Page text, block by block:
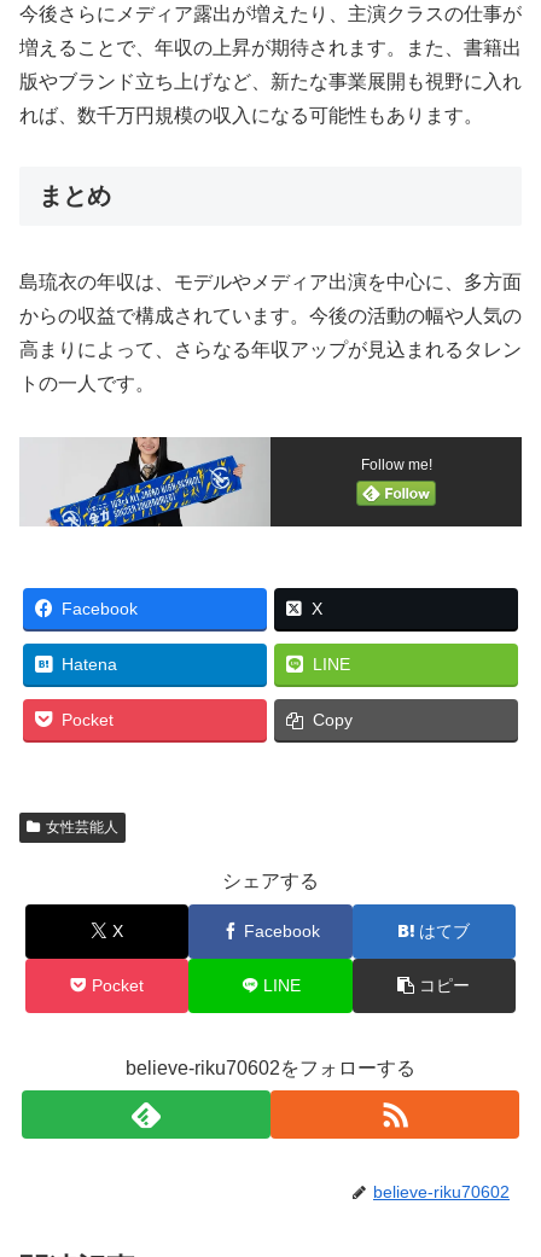
今後さらにメディア露出が増えたり、主演クラスの仕事が
増えることで、年収の上昇が期待されます。また、書籍出
版やブランド立ち上げなど、新たな事業展開も視野に入れ
れば、数千万円規模の収入になる可能性もあります。
まとめ
島琉衣の年収は、モデルやメディア出演を中心に、多方面
からの収益で構成されています。今後の活動の幅や人気の
高まりによって、さらなる年収アップが見込まれるタレン
トの一人です。
Follow me!
Facebook X
Hatena LINE
Pocket Copy
女性芸能人
シェアする
X Facebook はてブ
Pocket LINE コピー
believe-riku70602をフォローする
believe-riku70602